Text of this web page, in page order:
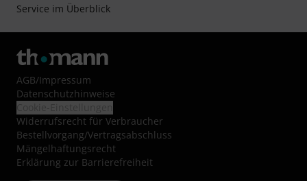
Service im Überblick
AGB/Impressum
Datenschutzhinweise
Widerrufsrecht für Verbraucher
Bestellvorgang/Vertragsabschluss
Mängelhaftungsrecht
Erklärung zur Barrierefreiheit